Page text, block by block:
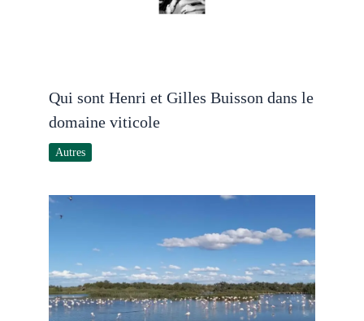
Qui sont Henri et Gilles Buisson dans le
domaine viticole
Autres